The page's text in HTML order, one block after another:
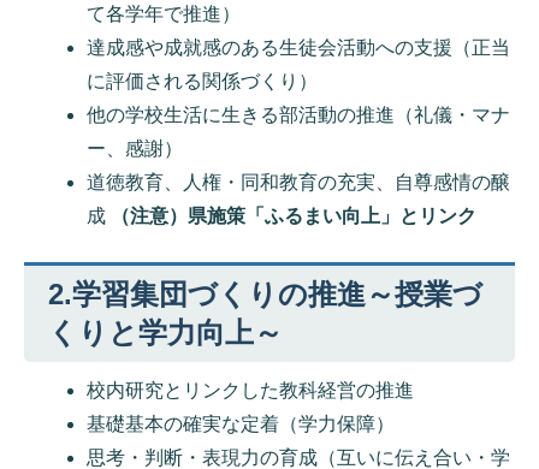
て各学年で推進）
達成感や成就感のある生徒会活動への支援（正当
に評価される関係づくり）
他の学校生活に生きる部活動の推進（礼儀・マナ
ー、感謝）
道徳教育、人権・同和教育の充実、自尊感情の醸
成
（注意）県施策「ふるまい向上」とリンク
2.学習集団づくりの推進～授業づ
くりと学力向上～
校内研究とリンクした教科経営の推進
基礎基本の確実な定着（学力保障）
思考・判断・表現力の育成（互いに伝え合い・学